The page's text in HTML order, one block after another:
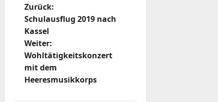
B
e
i
t
Zurück:
Schulausflug 2019 nach
Kassel
Weiter:
Wohltätigkeitskonzert
mit dem
Heeresmusikkorps